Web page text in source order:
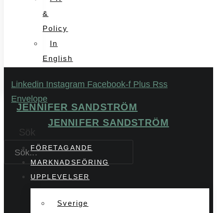
&
Policy
In
English
JENNIFER SANDSTRÖM
Sök
Linkedin Instagram Facebook-f Plus Rss
Envelope
JENNIFER SANDSTRÖM
FÖRETAGANDE
MARKNADSFÖRING
UPPLEVELSER
Sverige